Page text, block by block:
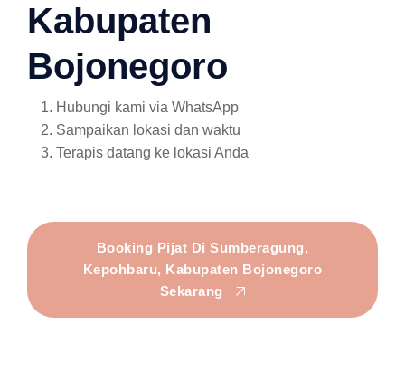
Kabupaten
Bojonegoro
Hubungi kami via WhatsApp
Sampaikan lokasi dan waktu
Terapis datang ke lokasi Anda
Booking Pijat Di Sumberagung,
Kepohbaru, Kabupaten Bojonegoro
Sekarang